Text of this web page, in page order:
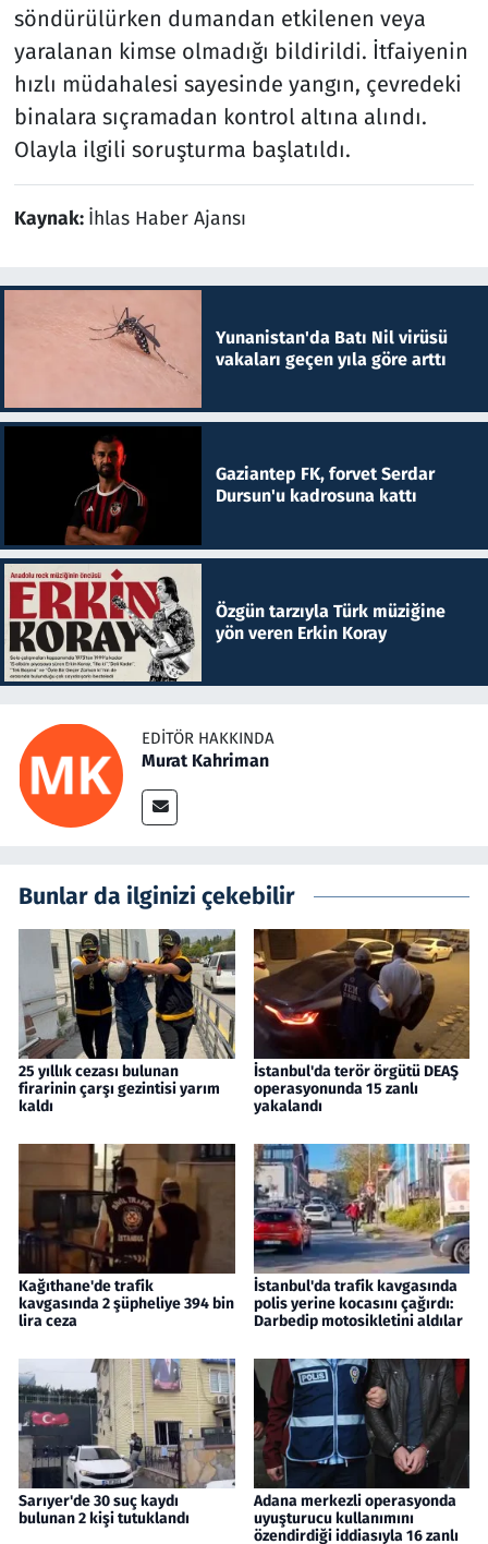
söndürülürken dumandan etkilenen veya
yaralanan kimse olmadığı bildirildi. İtfaiyenin
hızlı müdahalesi sayesinde yangın, çevredeki
binalara sıçramadan kontrol altına alındı.
Olayla ilgili soruşturma başlatıldı.
Kaynak: İhlas Haber Ajansı
Yunanistan'da Batı Nil virüsü
vakaları geçen yıla göre arttı
Gaziantep FK, forvet Serdar
Dursun'u kadrosuna kattı
Özgün tarzıyla Türk müziğine
yön veren Erkin Koray
EDITÖR HAKKINDA
Murat Kahriman
Bunlar da ilginizi çekebilir
25 yıllık cezası bulunan
firarinin çarşı gezintisi yarım
kaldı
İstanbul'da terör örgütü DEAŞ
operasyonunda 15 zanlı
yakalandı
Kağıthane'de trafik
kavgasında 2 şüpheliye 394 bin
lira ceza
İstanbul'da trafik kavgasında
polis yerine kocasını çağırdı:
Darbedip motosikletini aldılar
Sarıyer'de 30 suç kaydı
bulunan 2 kişi tutuklandı
Adana merkezli operasyonda
uyuşturucu kullanımını
özendirdiği iddiasıyla 16 zanlı
Televizyon